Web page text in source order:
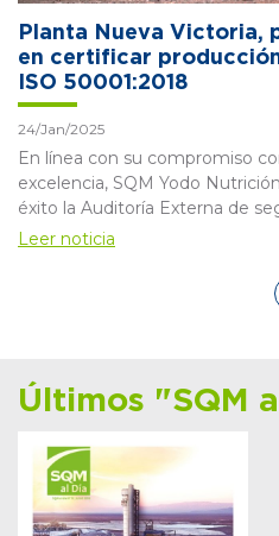
Planta Nueva Victoria,
en certificar
ISO 50001:2018
24/Jan/2025
En línea con su compromiso
excelencia, SQM Yodo
éxito la Auditoría Externa de
Leer noticia
Últimos "SQM